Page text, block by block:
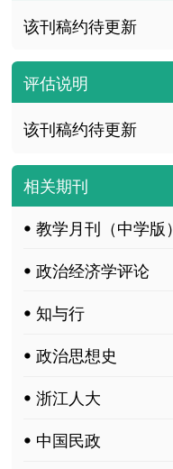
该刊稿约待更新
评估说明
该刊稿约待更新
相关期刊
ꔷ 教学月刊（中学版）
ꔷ 政治经济学评论
ꔷ 知与行
ꔷ 政治思想史
ꔷ 浙江人大
ꔷ 中国民政